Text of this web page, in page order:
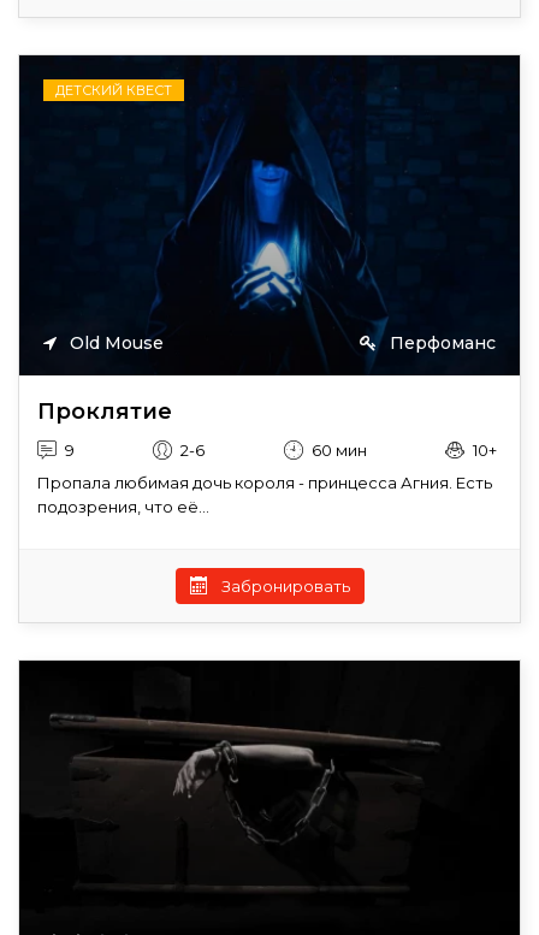
ДЕТСКИЙ КВЕСТ
Old Mouse Перфоманс
Проклятие
9 2-6 60 мин
10+
Пропала любимая дочь короля - принцесса Агния. Есть
подозрения, что её...
Забронировать